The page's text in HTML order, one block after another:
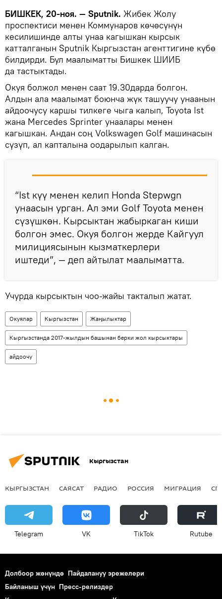
БИШКЕК, 20-ноя. — Sputnik. Жибек Жолу
проспектиси менен Коммунаров көчөсүнүн
кесилишинде алты унаа кагышкан кырсык
катталганын Sputnik Кыргызстан агенттигине күбө
билдирди. Бул маалыматты Бишкек ШИИБ
да тастыктады.
Окуя болжол менен саат 19.30дарда болгон.
Алдын ала маалымат боюнча жүк ташуучу унаанын
айдоочусу каршы тилкеге чыга калып, Toyota Ist
жана Mercedes Sprinter унаалары менен
кагышкан. Андан соң Volkswagen Golf машинасын
сүзүп, ал капталына оодарылып калган.
“Ist күү менен келип Honda Stepwgn
унаасын урган. Ал эми Golf Toyota менен
сүзүшкөн. Кырсыктан жабыркаган киши
болгон эмес. Окуя болгон жерде Кайгуул
милициясынын кызматкерлери
иштеди”, — деп айтылат маалыматта.
Учурда кырсыктын чоо-жайы такталып жатат.
Окуялар Кыргызстан Жаңылыктар
Кыргызстанда 2017-жылдын башынан берки жол кырсыктары
айдоочу
Кыргызстан
КЫРГЫЗСТАН САЯСАТ РАДИО РОССИЯ МИГРАЦИЯ
Telegram VK ТikТоk Rutube
Долбоор жөнүндө Пайдалануу эрежелери
Байланыш үчүн Пресс-релиздер